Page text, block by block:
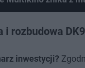
i rozbudowa
inwestycji?